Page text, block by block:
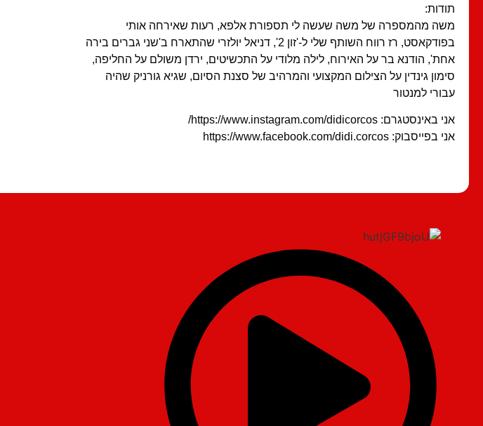
תודות:
משה מהמספרה של משה שעשה לי תספורת אלפא, רעות שאירחה אותי
בפודקאסט, רז רווח השותף שלי ל-'זון 2', דניאל יולזרי שהתארח ב'שני גברים בירה
אחת', הודנא בר על האירוח, לילה מלודי על התכשיטים, ירדן משולם על החליפה,
סימון גינדין על הצילום המקצועי והמרהיב של סצנת הסיום, שגיא גורניק שהיה
עבורי למנטור
אני באינסטגרם: https://www.instagram.com/didicorcos/
אני בפייסבוק: https://www.facebook.com/didi.corcos